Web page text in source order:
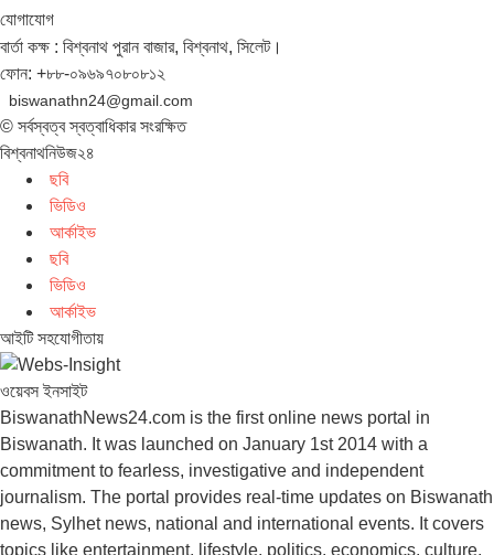
যোগাযোগ
বার্তা কক্ষ : বিশ্বনাথ পুরান বাজার, বিশ্বনাথ, সিলেট।
ফোন: +৮৮-০৯৬৯৭০৮০৮১২
biswanathn24@gmail.com
© সর্বস্বত্ব স্বত্বাধিকার সংরক্ষিত
বিশ্বনাথনিউজ২৪
ছবি
ভিডিও
আর্কাইভ
ছবি
ভিডিও
আর্কাইভ
আইটি সহযোগীতায়
ওয়েবস ইনসাইট
BiswanathNews24.com is the first online news portal in
Biswanath. It was launched on January 1st 2014 with a
commitment to fearless, investigative and independent
journalism. The portal provides real-time updates on Biswanath
news, Sylhet news, national and international events. It covers
topics like entertainment, lifestyle, politics, economics, culture,